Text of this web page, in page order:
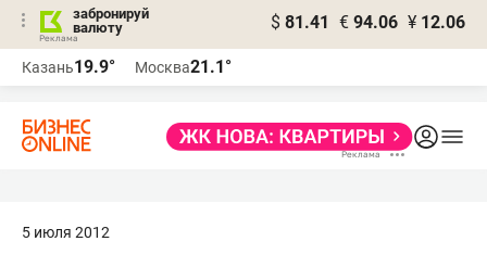
забронируй
валюту
$ 81.41 € 94.06 ¥ 12.06
Казань19.9° Москва21.1°
5 июля 2012